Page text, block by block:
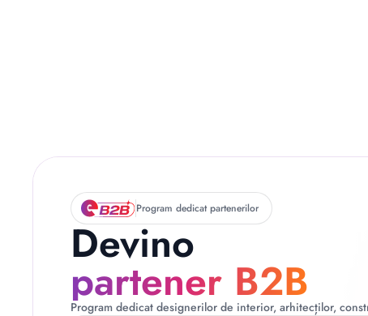
Program dedicat partenerilor
Devino
partener B2B
Program dedicat designerilor de interior, arhitecților,